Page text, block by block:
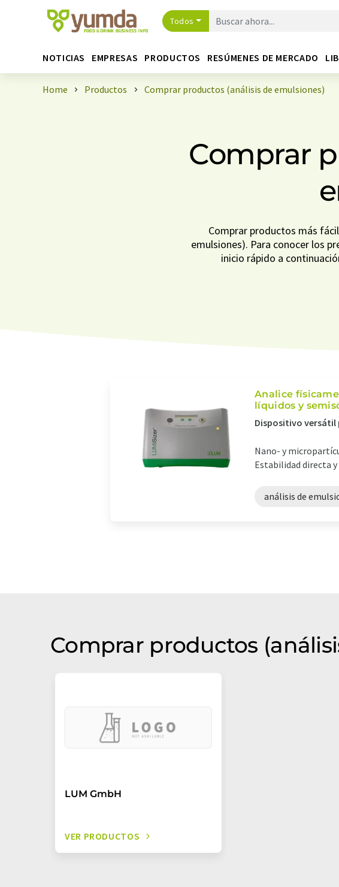
Todos
NOTICIAS EMPRESAS PRODUCTOS RESÚMENES DE MERCADO
Home Productos Comprar productos (análisis de emulsiones)
Comprar
Comprar productos más
emulsiones). Para conocer los
inicio rápido a
Analice
líquidos y
Dispositivo versátil
Nano- y
Estabilidad directa
análisis de
Comprar productos
LUM GmbH
VER PRODUCTOS